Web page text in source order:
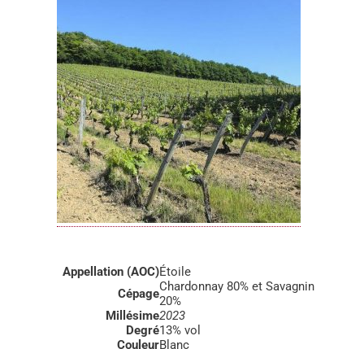
Appellation (AOC)Étoile
CépageChardonnay 80% et Savagnin
20%
Millésime2023
Degré13% vol
CouleurBlanc